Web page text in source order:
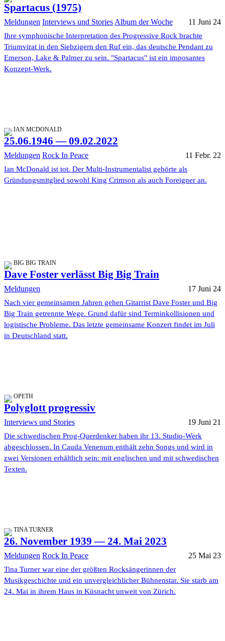
Spartacus (1975)
Meldungen Interviews und Stories Album der Woche 11 Juni 24
Ihre symphonische Interpretation des Progressive Rock brachte
Triumvirat in den Siebzigern den Ruf ein, das deutsche Pendant zu
Emerson, Lake & Palmer zu sein. "Spartacus" ist ein imposantes
Konzept-Werk.
IAN MCDONALD
25.06.1946 — 09.02.2022
Meldungen Rock In Peace 11 Febr. 22
Ian McDonald ist tot. Der Multi-Instrumentalist gehörte als
Gründungsmitglied sowohl King Crimson als auch Foreigner an.
BIG BIG TRAIN
Dave Foster verlässt Big Big Train
Meldungen 17 Juni 24
Nach vier gemeinsamen Jahren gehen Gitarrist Dave Foster und Big
Big Train getrennte Wege. Grund dafür sind Terminkollisionen und
logistische Probleme. Das letzte gemeinsame Konzert findet im Juli
in Deutschland statt.
OPETH
Polyglott progressiv
Interviews und Stories 19 Juni 21
Die schwedischen Prog-Querdenker haben ihr 13. Studio-Werk
abgeschlossen. In Cauda Venenum enthält zehn Songs und wird in
zwei Versionen erhältlich sein: mit englischen und mit schwedischen
Texten.
TINA TURNER
26. November 1939 — 24. Mai 2023
Meldungen Rock In Peace 25 Mai 23
Tina Turner war eine der größten Rocksängerinnen der
Musikgeschichte und ein unvergleichlicher Bühnenstar. Sie starb am
24. Mai in ihrem Haus in Küsnacht unweit von Zürich.